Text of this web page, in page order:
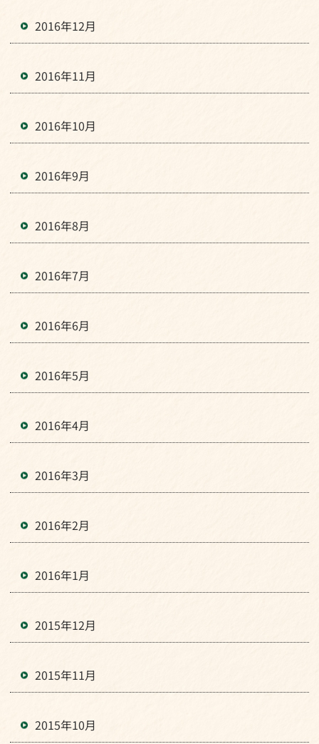
2016年12月
2016年11月
2016年10月
2016年9月
2016年8月
2016年7月
2016年6月
2016年5月
2016年4月
2016年3月
2016年2月
2016年1月
2015年12月
2015年11月
2015年10月